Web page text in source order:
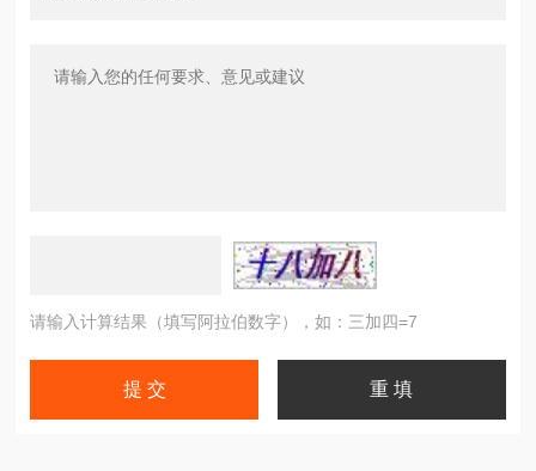
请输入计算结果（填写阿拉伯数字），如：三加四=7